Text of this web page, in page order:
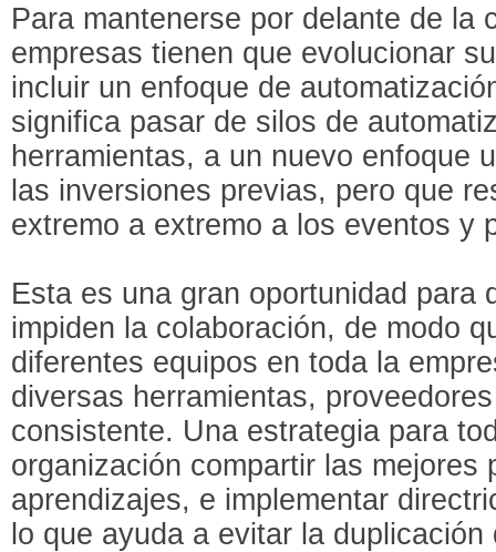
Para mantenerse por delante de la
empresas tienen que evolucionar
incluir un enfoque de
significa pasar de silos de
herramientas, a un nuevo enfoque
las inversiones previas, pero que
extremo a extremo a los eventos y
Esta es una gran oportunidad para
impiden la colaboración, de modo
diferentes equipos en toda la
diversas herramientas,
consistente. Una estrategia para
organización compartir las mejores
aprendizajes, e implementar
lo que ayuda a evitar la duplicación